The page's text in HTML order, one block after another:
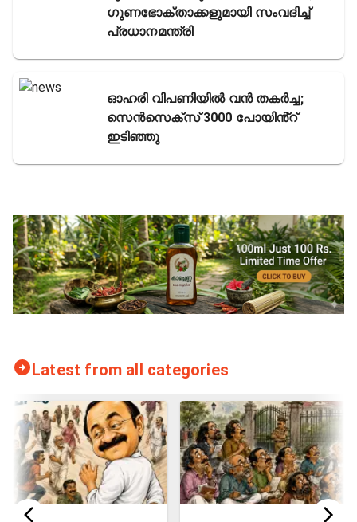
ഗുണഭോക്താക്കളുമായി സംവദിച്ച്
പ്രധാനമന്ത്രി
ഓഹരി വിപണിയിൽ വൻ തകർച്ച;
സെൻസെക്സ് 3000 പോയിൻ്റ്
ഇടിഞ്ഞു
Latest from all categories